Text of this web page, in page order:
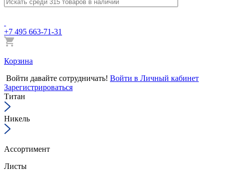
+7 495 663-71-31
Корзина
Войти давайте сотрудничать! Войти в Личный кабинет
Зарегистрироваться
Титан
Никель
Ассортимент
Листы